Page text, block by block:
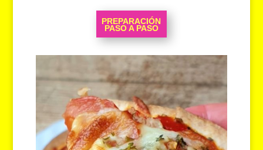
PREPARACIÓN
PASO A PASO